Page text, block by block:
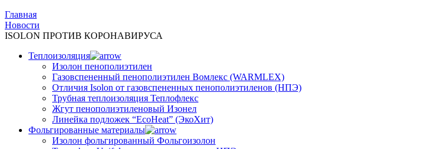
Главная
Новости
ISOLON ПРОТИВ КОРОНАВИРУСА
Теплоизоляция
Изолон пенополиэтилен
Газовспененный пенополиэтилен Вомлекс (WARMLEX)
Отличия Isolon от газовспененных пенополиэтиленов (НПЭ)
Трубная теплоизоляция Теплофлекс
Жгут пенополиэтиленовый Изонел
Линейка подложек “EcoHeat” (ЭкоХит)
Фольгированные материалы
Изолон фольгированный Фольгоизолон